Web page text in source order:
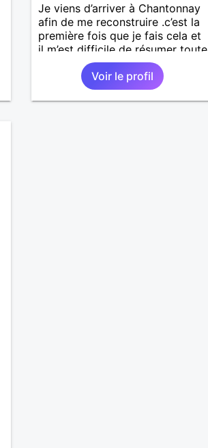
Je viens d’arriver à Chantonnay
afin de me reconstruire .c’est la
première fois que je fais cela et
il m’est difficile de résumer toute
une vie.je suis à la retraite et
aujourd’hui c’est mon
anniversaire !J’aimerais
rencontrer quelqu’un qui partage
Voir le profil